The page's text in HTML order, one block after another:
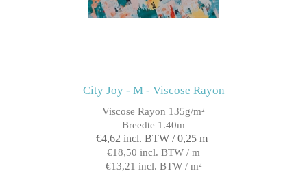
City Joy - M - Viscose Rayon
Viscose Rayon 135g/m²
Breedte 1.40m
€4,62 incl. BTW / 0,25 m
€18,50 incl. BTW / m
€13,21 incl. BTW / m²